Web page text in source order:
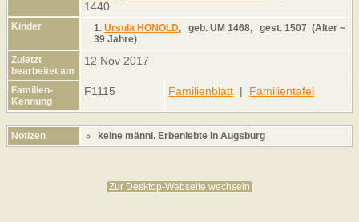
1440
Kinder 1. Ursula HONOLD, geb. UM 1468, gest. 1507 (Alter ~
39 Jahre)
Zuletzt
bearbeitet am
12 Nov 2017
Familien-
Kennung
F1115 Familienblatt | Familientafel
Notizen keine männl. Erbenlebte in Augsburg
Zur Desktop-Webseite wechseln